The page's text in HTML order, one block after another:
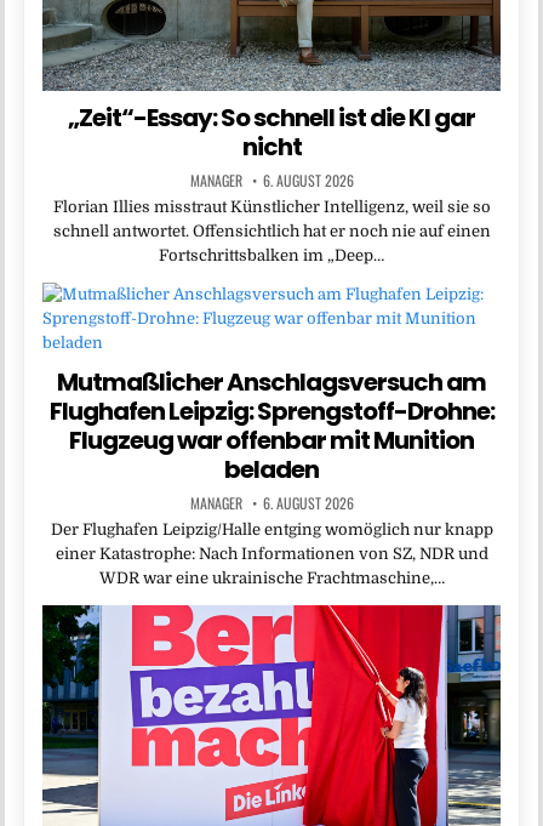
„Zeit“-Essay: So schnell ist die KI gar
nicht
MANAGER 6. AUGUST 2026
Florian Illies misstraut Künstlicher Intelligenz, weil sie so
schnell antwortet. Offensichtlich hat er noch nie auf einen
Fortschrittsbalken im „Deep…
Mutmaßlicher Anschlagsversuch am
Flughafen Leipzig: Sprengstoff-Drohne:
Flugzeug war offenbar mit Munition
beladen
MANAGER 6. AUGUST 2026
Der Flughafen Leipzig/Halle entging womöglich nur knapp
einer Katastrophe: Nach Informationen von SZ, NDR und
WDR war eine ukrainische Frachtmaschine,…